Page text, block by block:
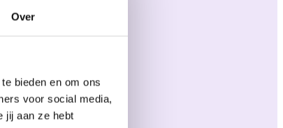
Over
bieden en om ons
voor social media,
jij aan ze hebt